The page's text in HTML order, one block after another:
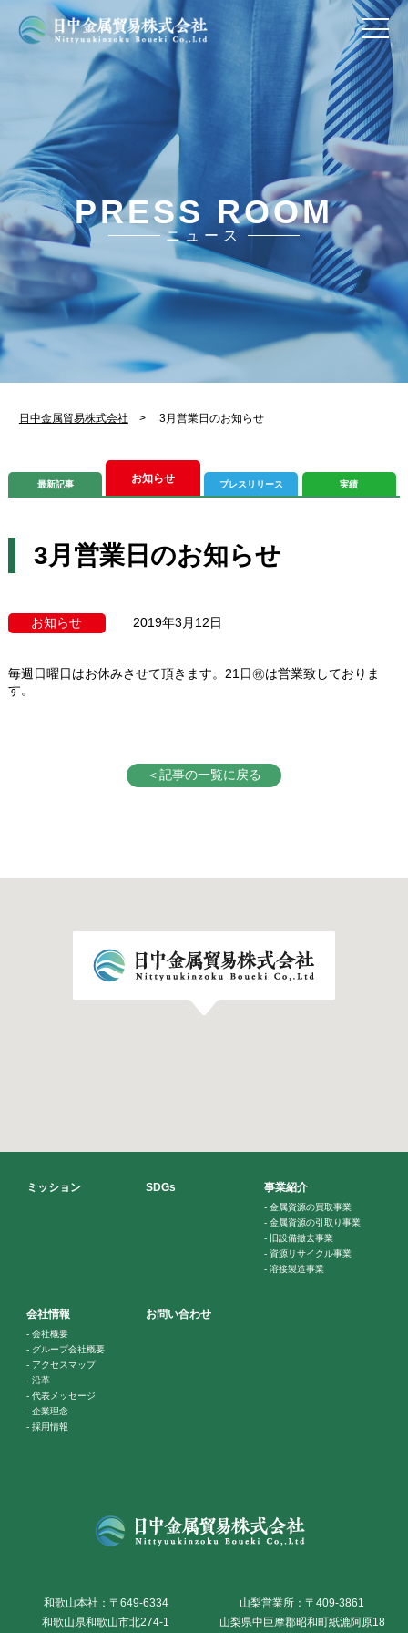
PRESS ROOM
ニュース
日中金属貿易株式会社 > 3月営業日のお知らせ
最新記事 お知らせ プレスリリース 実績
3月営業日のお知らせ
お知らせ 2019年3月12日
毎週日曜日はお休みさせて頂きます。21日㊗は営業致しておりま
す。
＜記事の一覧に戻る
ミッション SDGs 事業紹介
-金属資源の買取事業
-金属資源の引取り事業
-
旧設備撤去事業
- 資源リサイクル事業
-溶接製造事業
会社情報
- 会社概要
- グループ会社概要
- アクセスマップ
- 沿革
- 代表メッセージ
- 企業理念
- 採用情報
お問い合わせ
和歌山本社：〒649-6334
和歌山県和歌山市北274-1
山梨営業所：〒409-3861
山梨県中巨摩郡昭和町紙漉阿原18